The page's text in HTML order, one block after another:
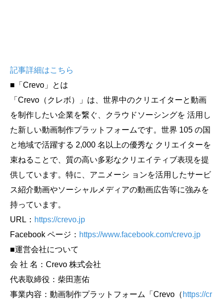
記事詳細はこちら
■「Crevo」とは
「Crevo（クレボ）」は、世界中のクリエイターと動画
を制作したい企業を繋ぐ、クラウドソーシングを 活用し
た新しい動画制作プラットフォームです。世界 105 の国
と地域で活躍する 2,000 名以上の優秀な クリエイターを
束ねることで、質の高い多彩なクリエイティブ表現を提
供しています。特に、アニメーシ ョンを活用したサービ
ス紹介動画やソーシャルメディアの動画広告等に強みを
持っています。
URL： https://crevo.jp
Facebook ページ： https://www.facebook.com/crevo.jp
■運営会社について
会 社 名：Crevo 株式会社
代表取締役：柴田憲佑
事業内容：動画制作プラットフォーム「Crevo（ https://cr